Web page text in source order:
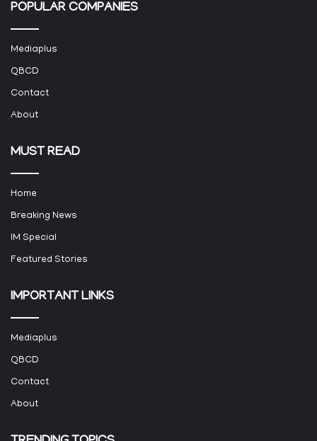
POPULAR COMPANIES
Mediaplus
QBCD
Contact
About
MUST READ
Home
Breaking News
IM Special
Featured Stories
IMPORTANT LINKS
Mediaplus
QBCD
Contact
About